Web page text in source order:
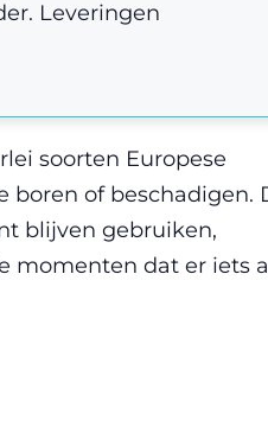
Leveringen
soorten Europese
boren of beschadigen.
blijven gebruiken,
momenten dat er iets